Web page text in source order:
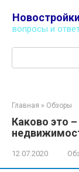
контенту
Новостройки
вопросы и
Главная » Обзоры
Каково это
12.07.2020